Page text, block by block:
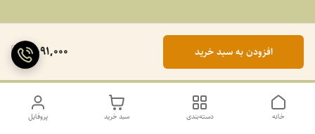
2,091,000 افزودن به سبد خرید
پروفایل سبد خرید دسته‌بندی خانه